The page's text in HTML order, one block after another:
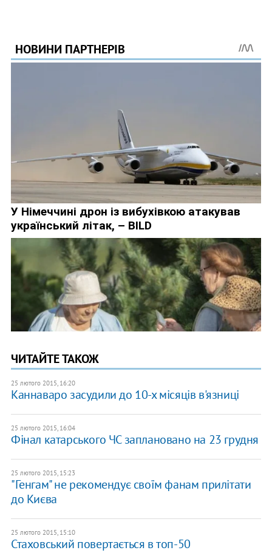
ЧИТАЙТЕ ТАКОЖ
25 лютого 2015, 16:20
Каннаваро засудили до 10-х місяців в'язниці
25 лютого 2015, 16:04
Фінал катарського ЧС заплановано на 23 грудня
25 лютого 2015, 15:23
"Генгам" не рекомендує своїм фанам прилітати
до Києва
25 лютого 2015, 15:10
Стаховський повертається в топ-50